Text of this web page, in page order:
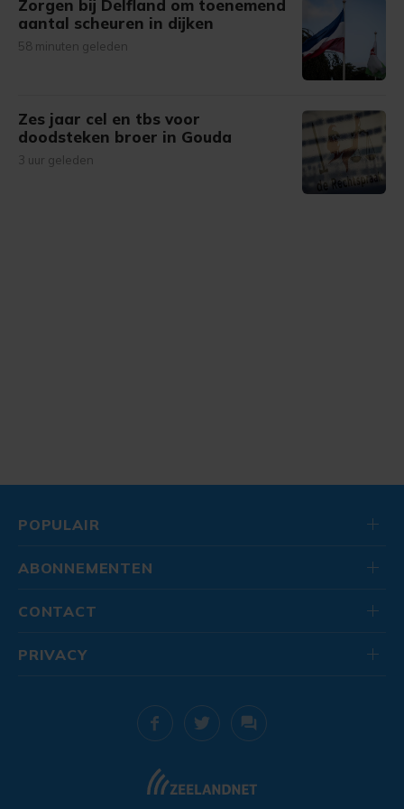
Zorgen bij Delfland om toenemend
aantal scheuren in dijken
58 minuten geleden
Zes jaar cel en tbs voor
doodsteken broer in Gouda
3 uur geleden
POPULAIR
ABONNEMENTEN
CONTACT
PRIVACY